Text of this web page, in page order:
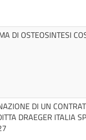
DI OSTEOSINTESI
DI UN
DRAEGER ITALIA